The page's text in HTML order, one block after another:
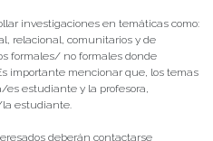
investigaciones en temáticas como:
relacional, comunitarios y de
formales/ no formales donde
importante mencionar que, los temas
es estudiante y la profesora,
estudiante.
deberán contactarse